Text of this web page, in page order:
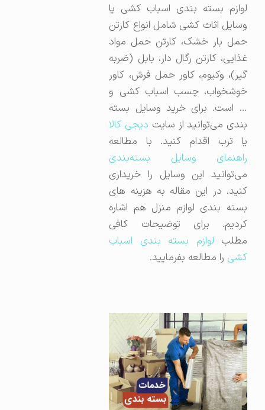
لوازم بسته بندی اسباب کشی یا
وسایل اثاث کشی شامل انواع کارتن
حمل بار خشک، کارتن حمل مواد
غذایی، کارتن رگال دار، بابل (ضربه
گیر)، وکیوم، کاور حمل فرش، کاور
خوشخواب،‌ چسب اسباب کشی و
… است. برای خرید وسایل بسته
بندی می‌‌توانید از سایتدیجی کالا
یا ترب اقدام کنید. با مطالعه
راهنمای وسایل بسته‌بندی
می‌توانید این وسایل را خریداری
کنید. در این مقاله به هزینه های
بسته بندی لوازم منزل هم اشاره
کردیم. برای توضیحات کافی
مطلبلوازم بسته بندی اسباب
کشیرا مطالعه بفرمایید.